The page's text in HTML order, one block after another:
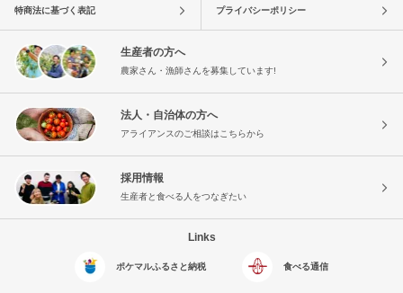
特商法に基づく表記 プライバシーポリシー
生産者の方へ
農家さん・漁師さんを募集しています!
法人・自治体の方へ
アライアンスのご相談はこちらから
採用情報
生産者と食べる人をつなぎたい
Links
ポケマルふるさと納税 食べる通信